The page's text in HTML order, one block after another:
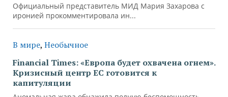
Официальный представитель МИД Мария Захарова с
иронией прокомментировала ин...
В мире, Необычное
Financial Times: «Европа будет охвачена огнем».
Кризисный центр ЕС готовится к
капитуляции